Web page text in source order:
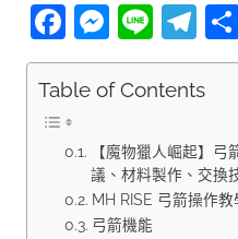
Facebook
Line
Table of Contents
【魔物獵人崛起】
議、材料製作、交換
MH RISE 弓箭操作教
弓箭機能